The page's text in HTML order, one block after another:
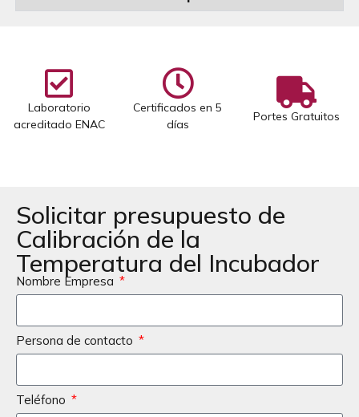
Laboratorio
acreditado ENAC
Certificados en 5
días
Portes Gratuitos
Solicitar presupuesto de
Calibración de la
Temperatura del Incubador
Nombre Empresa
Persona de contacto
Teléfono